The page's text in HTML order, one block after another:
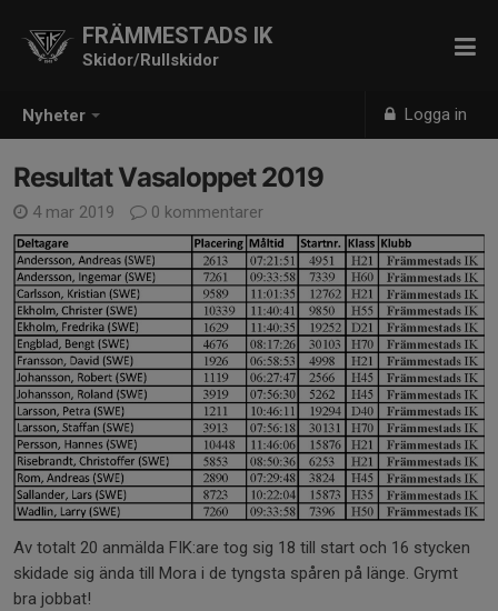
Nyheter Logga in
FRÄMMESTADS IK
Skidor/Rullskidor
Resultat Vasaloppet 2019
4 mar 2019 0 kommentarer
Av totalt 20 anmälda FIK:are tog sig 18 till start och 16 stycken
skidade sig ända till Mora i de tyngsta spåren på länge. Grymt
bra jobbat!